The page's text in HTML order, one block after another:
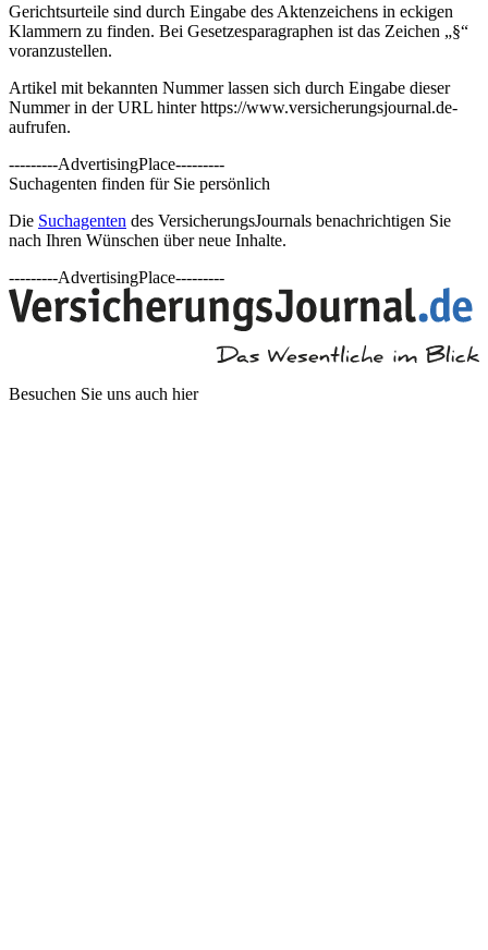
Gerichtsurteile sind durch Eingabe des Aktenzeichens in eckigen
Klammern zu finden. Bei Gesetzesparagraphen ist das Zeichen „§“
voranzustellen.
Artikel mit bekannten Nummer lassen sich durch Eingabe dieser
Nummer in der URL hinter https://www.versicherungsjournal.de-
aufrufen.
---------AdvertisingPlace---------
Suchagenten finden für Sie persönlich
Die Suchagenten des VersicherungsJournals benachrichtigen Sie
nach Ihren Wünschen über neue Inhalte.
---------AdvertisingPlace---------
Besuchen Sie uns auch hier